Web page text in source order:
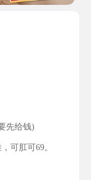
先给钱)
可肛可69。